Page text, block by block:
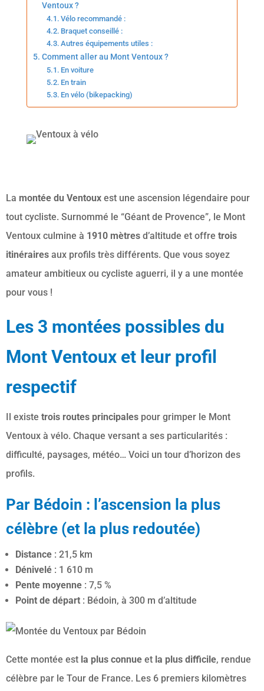
Ventoux ?
Vélo recommandé :
Braquet conseillé :
Autres équipements utiles :
Comment aller au Mont Ventoux ?
En voiture
En train
En vélo (bikepacking)
La montée du Ventouxest une ascension légendaire pour
tout cycliste. Surnommé le “Géant de Provence”, le Mont
Ventoux culmine à 1910 mètresd’altitude et offre trois
itinérairesaux profils très différents. Que vous soyez
amateur ambitieux ou cycliste aguerri, il y a une montée
pour vous !
Les 3 montées possibles du
Mont Ventoux et leur profil
respectif
Il existe trois routes principalespour grimper le Mont
Ventoux à vélo. Chaque versant a ses particularités :
difficulté, paysages, météo… Voici un tour d’horizon des
profils.
Par Bédoin : l’ascension la plus
célèbre (et la plus redoutée)
Distance: 21,5 km
Dénivelé: 1 610 m
Pente moyenne: 7,5 %
Point de départ: Bédoin, à 300 m d’altitude
Cette montée est la plus connueet la plus difficile, rendue
célèbre par le Tour de France. Les 6 premiers kilomètres